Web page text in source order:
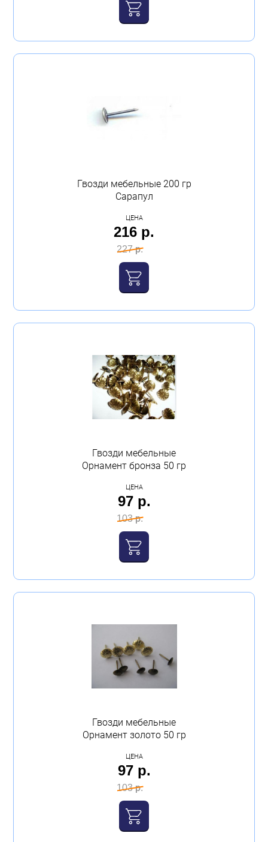
Гвозди мебельные 200 гр
Сарапул
ЦЕНА
216 р.
227 р.
Гвозди мебельные
Орнамент бронза 50 гр
ЦЕНА
97 р.
103 р.
Гвозди мебельные
Орнамент золото 50 гр
ЦЕНА
97 р.
103 р.